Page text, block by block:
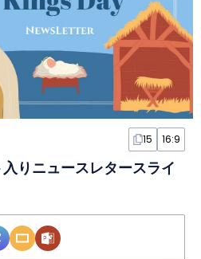
15 16:9
りニュースレタースライ